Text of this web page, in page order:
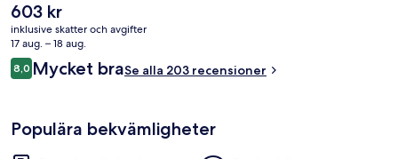
och till Heidelberger Platz U-Bahn är det 9 minuter.
Det
nuvarande
priset
är
603 kr
603 kr
inklusive skatter och avgifter
17 aug. – 18 aug.
Recensioner
8,08,0 av 10,
Mycket braSe alla 203 recensioner
Populära bekvämligheter